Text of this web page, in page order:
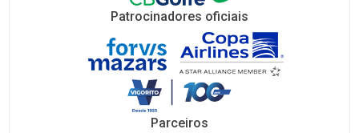
Patrocinadores oficiais
Parceiros